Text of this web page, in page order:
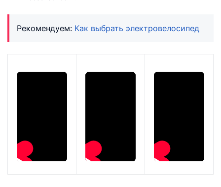
Рекомендуем: Как выбрать электровелосипед